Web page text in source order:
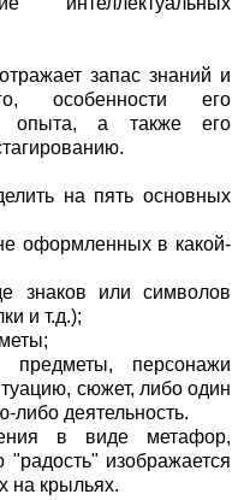
запас знаний и
особенности его
опыта, а также его
на пять основных
оформленных в какой-
знаков или символов
и т.д.);
персонажи
сюжет, либо один
деятельность.
в виде метафор,
изображается
на крыльях.